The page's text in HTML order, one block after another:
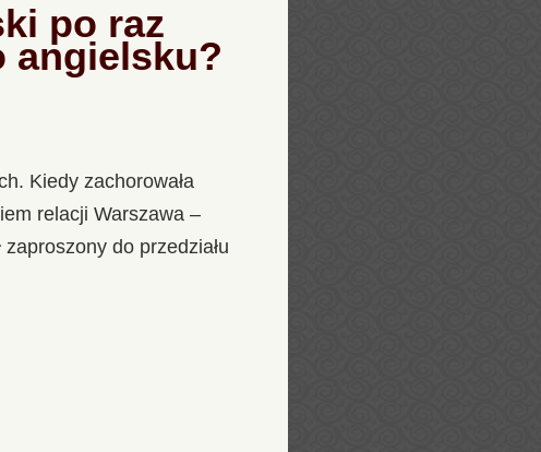
po raz
angielsku?
Kiedy zachorowała
relacji Warszawa –
do przedziału